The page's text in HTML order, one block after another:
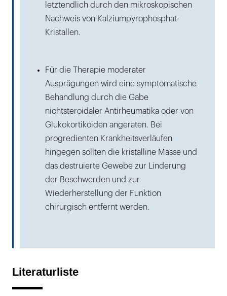
letztendlich durch den mikroskopischen
Nachweis von Kalziumpyrophosphat-
Kristallen.
Für die Therapie moderater
Ausprägungen wird eine symptomatische
Behandlung durch die Gabe
nichtsteroidaler Antirheumatika oder von
Glukokortikoiden angeraten. Bei
progredienten Krankheitsverläufen
hingegen sollten die kristalline Masse und
das destruierte Gewebe zur Linderung
der Beschwerden und zur
Wiederherstellung der Funktion
chirurgisch entfernt werden.
Literaturliste